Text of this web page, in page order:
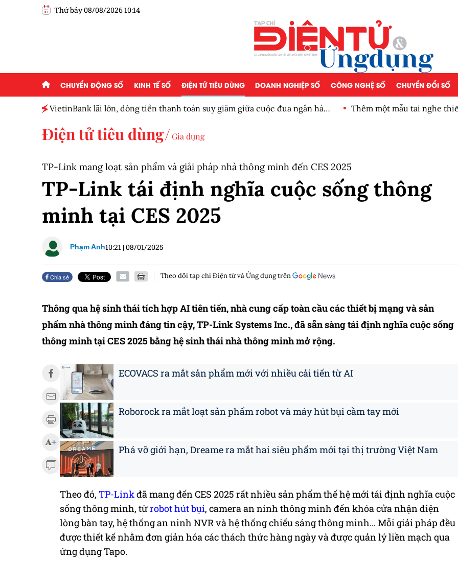
Thứ bảy 08/08/2026 10:14
CHUYỂN ĐỘNG SỐ KINH TẾ SỐ ĐIỆN TỬ TIÊU DÙNG DOANH NGHIỆP SỐ CÔNG NGHỆ SỐ CHUYỂN ĐỔI SỐ
VietinBank lãi lớn, dòng tiền thanh toán suy giảm giữa cuộc đua ngân hàng
Thêm một mẫu tai nghe
Điện tử tiêu dùng Gia dụng
TP-Link mang loạt sản phẩm và giải pháp nhà thông minh đến CES 2025
TP-Link tái định nghĩa cuộc sống thông
minh tại CES 2025
Phạm Anh10:21 |08/01/2025
Chia sẻ Theo dõi tạp chí Điện tử và Ứng dụng trên
Thông qua hệ sinh thái tích hợp AI tiên tiến, nhà cung cấp toàn cầu các thiết bị mạng và sản
phẩm nhà thông minh đáng tin cậy, TP-Link Systems Inc., đã sẵn sàng tái định nghĩa cuộc sống
thông minh tại CES 2025 bằng hệ sinh thái nhà thông minh mở rộng.
ECOVACS ra mắt sản phẩm mới với nhiều cải tiến từ AI
Roborock ra mắt loạt sản phẩm robot và máy hút bụi cầm tay mới
Phá vỡ giới hạn, Dreame ra mắt hai siêu phẩm mới tại thị trường Việt Nam
Theo đó, TP-Linkđã mang đến CES 2025 rất nhiều sản phẩm thế hệ mới tái định nghĩa cuộc
sống thông minh, từrobot hút bụi, camera an ninh thông minh đến khóa cửa nhận diện
lòng bàn tay, hệ thống an ninh NVR và hệ thống chiếu sáng thông minh… Mỗi giải pháp đều
được thiết kế nhằm đơn giản hóa các thách thức hàng ngày và được quản lý liền mạch qua
ứng dụng Tapo.